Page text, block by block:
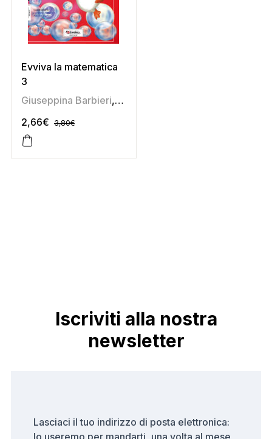
Evviva la matematica
3
Giuseppina Barbieri, Lina Barazza
2,66€ 3,80€
Iscriviti alla nostra
newsletter
Lasciaci il tuo indirizzo di posta elettronica: